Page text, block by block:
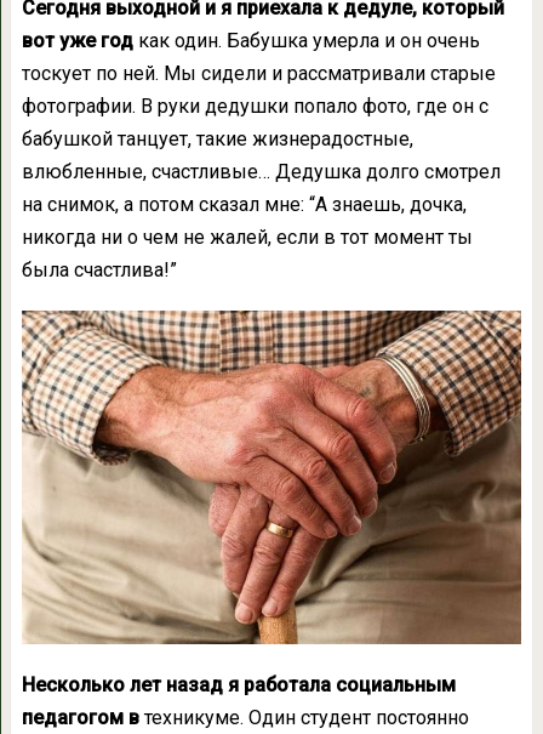
Сегодня выходной и я приехала к дедуле, который
вот уже годкак один. Бабушка умерла и он очень
тоскует по ней. Мы сидели и рассматривали старые
фотографии. В руки дедушки попало фото, где он с
бабушкой танцует, такие жизнерадостные,
влюбленные, счастливые… Дедушка долго смотрел
на снимок, а потом сказал мне: “А знаешь, дочка,
никогда ни о чем не жалей, если в тот момент ты
была счастлива!”
Несколько лет назад я работала социальным
педагогом втехникуме. Один студент постоянно